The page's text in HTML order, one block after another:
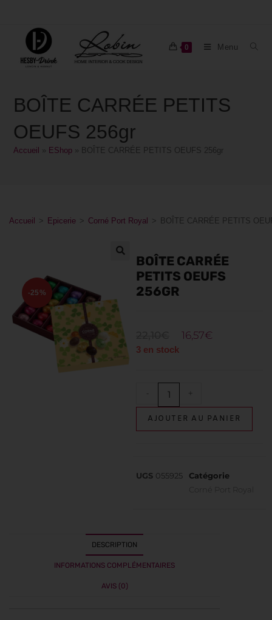
0 Menu
BOÎTE CARRÉE PETITS
OEUFS 256gr
Accueil EShop BOÎTE CARRÉE PETITS OEUFS 256gr
Accueil > Epicerie > Corné Port Royal > BOÎTE CARRÉE PETITS
-25%
BOÎTE CARRÉE
PETITS OEUFS
256GR
16,57€
3 en stock
- +
AJOUTER AU PANIER
UGS 055925
Catégorie
Corné Port Royal
DESCRIPTION
INFORMATIONS COMPLÉMENTAIRES
AVIS (0)